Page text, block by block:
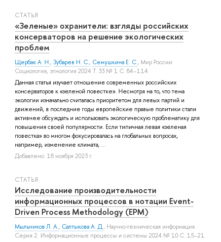
СТАТЬЯ
«Зеленые» охранители: взгляды российских
консерваторов на решение экологических
проблем
Щербак А. Н., Зубарев Н. С., Семушкина Е. С., Мир России:
Социология, этнология 2024 Т. 33 № 1 С. 84–114
Данная статья изучает отношение современных российских
консерваторов к «зеленой повестке». Несмотря на то, что тема
экологии изначально считалась приоритетом для левых партий и
движений, в последние годы европейские правые политики стали
активнее обсуждать и использовать экологическую проблематику для
повышения своей популярности. Если типичная левая «зеленая
повестка» во многом фокусировалась на глобальных вопросах,
например, изменение климата, ...
Добавлено: 18 ноября 2023 г.
СТАТЬЯ
Исследование производительности
информационных процессов в нотации Event-
Driven Process Methodology (EPM)
Мыльников Л. А., Салтыкова А. Д., Научно-техническая информация.
Серия 2: Информационные процессы и системы 2024 № 10 С. 15–21